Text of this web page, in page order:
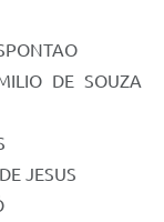
DE SOUZA
JESUS